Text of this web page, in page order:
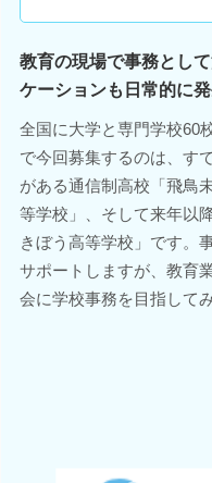
教育の現場で事務とし
ケーションも日常的に
全国に大学と専門学校60
で今回募集するのは、す
がある通信制高校「飛鳥
等学校」、そして来年以
きぼう高等学校」です。
サポートしますが、教育
会に学校事務を目指して